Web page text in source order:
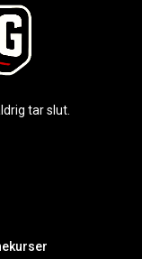
tar slut.